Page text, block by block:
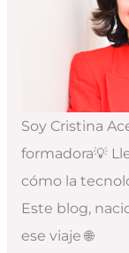
Soy Cristina
formadora💡
cómo la
Este blog,
ese viaje 🌐